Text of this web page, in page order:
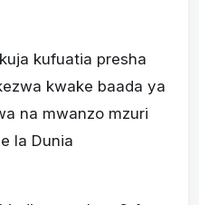
kufuatia presha
kwake baada ya
na mwanzo mzuri
la Dunia